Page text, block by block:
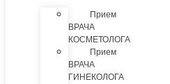
Прием
ВРАЧА
КОСМЕТОЛОГА
Прием
ВРАЧА
ГИНЕКОЛОГА